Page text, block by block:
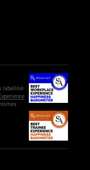
labellisé